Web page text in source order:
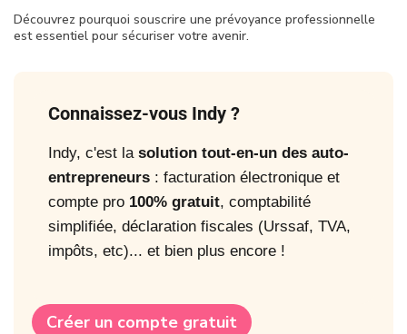
Découvrez pourquoi souscrire une prévoyance professionnelle
est essentiel pour sécuriser votre avenir.
Connaissez-vous Indy ?
Indy, c'est la solution tout-en-un des auto-
entrepreneurs : facturation électronique et
compte pro 100% gratuit, comptabilité
simplifiée, déclaration fiscales (Urssaf, TVA,
impôts, etc)... et bien plus encore !
Créer un compte gratuit